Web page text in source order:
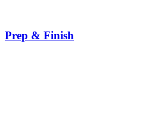
Prep & Finish